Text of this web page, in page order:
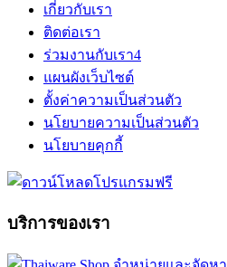
เกี่ยวกับเรา
ติดต่อเรา
ร่วมงานกับเรา4
แผนผังเว็บไซต์
ตั้งค่าความเป็นส่วนตัว
นโยบายความเป็นส่วนตัว
นโยบายคุกกี้
บริการของเรา